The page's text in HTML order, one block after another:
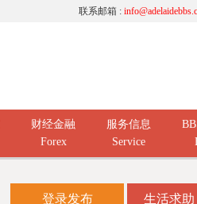
联系邮箱 :
财经金融
Forex
服务信息
Service
登录发布 生活求助